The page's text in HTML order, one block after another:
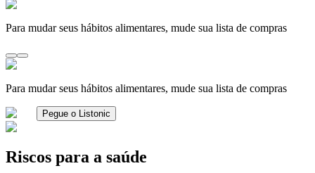
Para mudar seus hábitos alimentares, mude sua lista de compras
Para mudar seus hábitos alimentares, mude sua lista de compras
Pegue o Listonic
Riscos para a saúde